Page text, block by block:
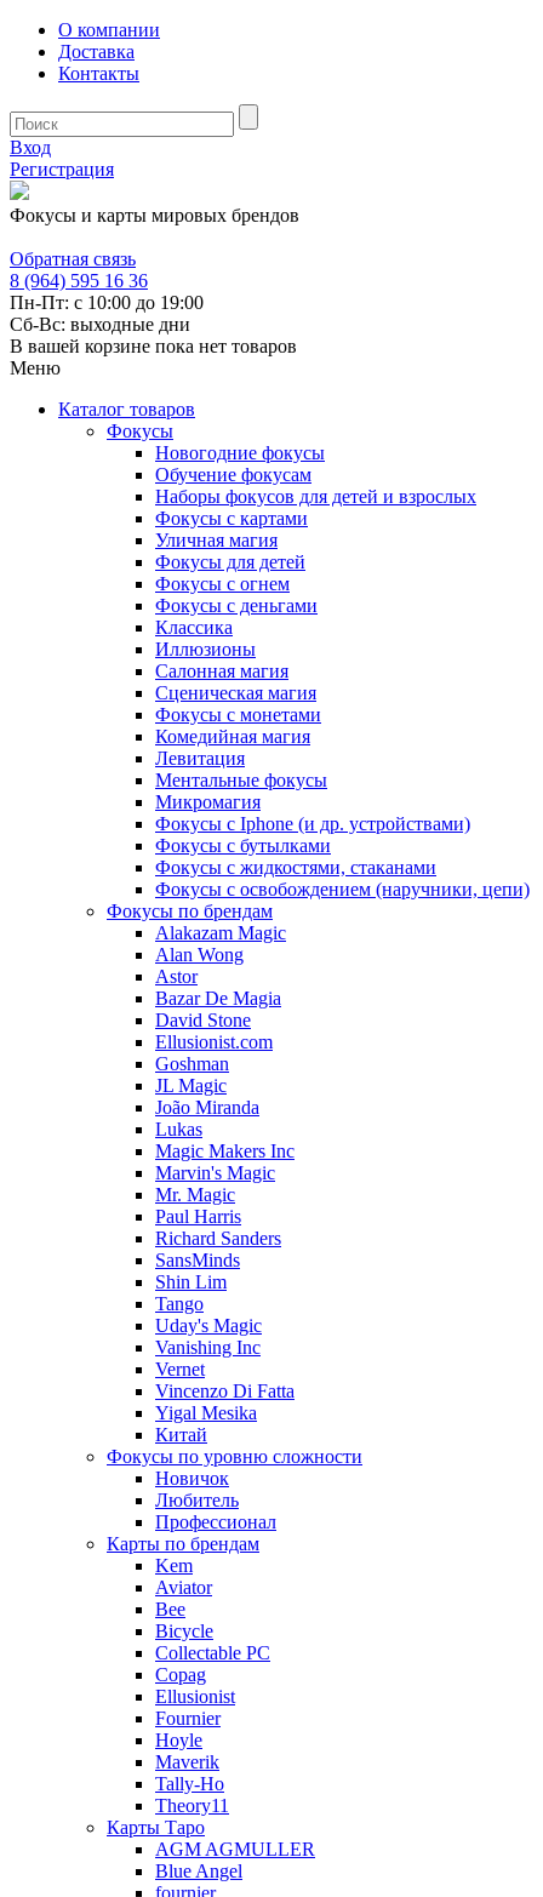
О компании
Доставка
Контакты
Вход
Регистрация
Фокусы и карты мировых брендов
Обратная связь
8 (964) 595 16 36
Пн-Пт: с 10:00 до 19:00
Сб-Вс: выходные дни
В вашей корзине пока нет товаров
Меню
Каталог товаров
Фокусы
Новогодние фокусы
Обучение фокусам
Наборы фокусов для детей и взрослых
Фокусы с картами
Уличная магия
Фокусы для детей
Фокусы с огнем
Фокусы с деньгами
Классика
Иллюзионы
Салонная магия
Сценическая магия
Фокусы с монетами
Комедийная магия
Левитация
Ментальные фокусы
Микромагия
Фокусы с Iphone (и др. устройствами)
Фокусы с бутылками
Фокусы с жидкостями, стаканами
Фокусы с освобождением (наручники, цепи)
Фокусы по брендам
Alakazam Magic
Alan Wong
Astor
Bazar De Magia
David Stone
Ellusionist.com
Goshman
JL Magic
João Miranda
Lukas
Magic Makers Inc
Marvin's Magic
Mr. Magic
Paul Harris
Richard Sanders
SansMinds
Shin Lim
Tango
Uday's Magic
Vanishing Inc
Vernet
Vincenzo Di Fatta
Yigal Mesika
Китай
Фокусы по уровню сложности
Новичок
Любитель
Профессионал
Карты по брендам
Kem
Aviator
Bee
Bicycle
Collectable PC
Copag
Ellusionist
Fournier
Hoyle
Maverik
Tally-Ho
Theory11
Карты Таро
AGM AGMULLER
Blue Angel
fournier